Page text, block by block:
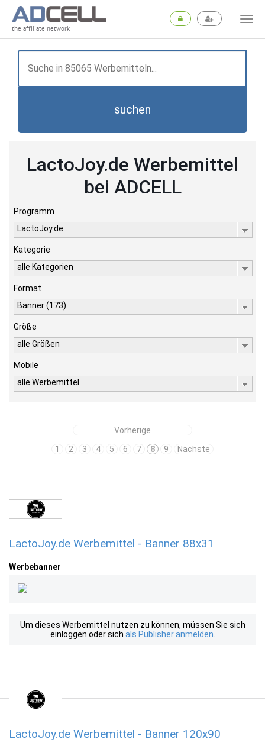
the affiliate network
suchen
LactoJoy.de Werbemittel
bei ADCELL
Programm
LactoJoy.de
Kategorie
alle Kategorien
Format
Banner (173)
Größe
alle Größen
Mobile
alle Werbemittel
Vorherige
1
2 3 4 5 6 7 8 9 Nächste
LactoJoy.de Werbemittel - Banner 88x31
Werbebanner
Um dieses Werbemittel nutzen zu können, müssen Sie sich
einloggen oder sich als Publisher anmelden
LactoJoy.de Werbemittel - Banner 120x90